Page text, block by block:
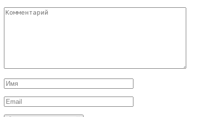
Комментарий
Имя
*
Email
*